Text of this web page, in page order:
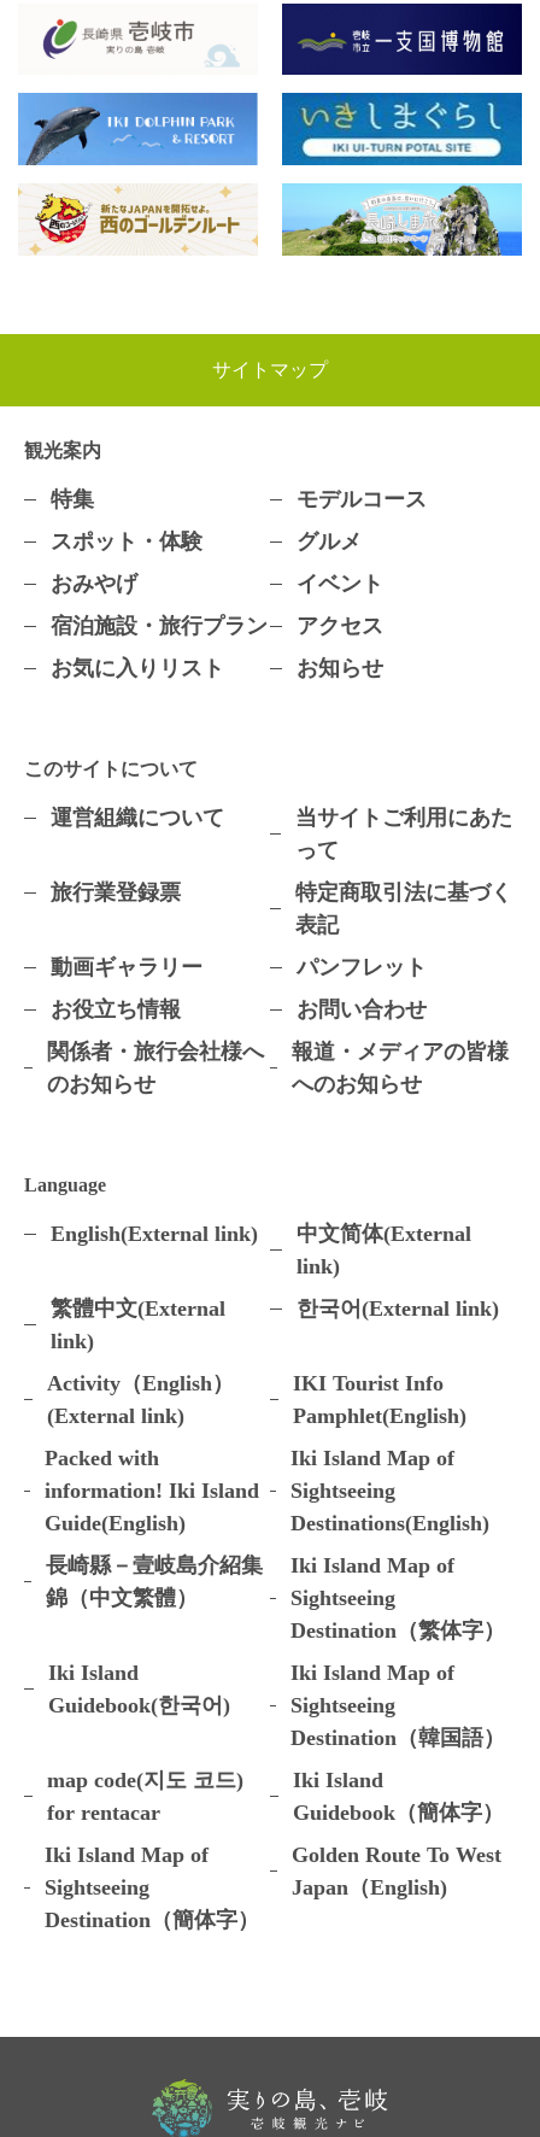
サイトマップ
観光案内
特集
モデルコース
スポット・体験
グルメ
おみやげ
イベント
宿泊施設・旅行プラン
アクセス
お気に入りリスト
お知らせ
このサイトについて
運営組織について
当サイトご利用にあた
って
旅行業登録票
特定商取引法に基づく
表記
動画ギャラリー
パンフレット
お役立ち情報
お問い合わせ
関係者・旅行会社様へ
のお知らせ
報道・メディアの皆様
へのお知らせ
Language
English(External link)
中文简体(External
link)
繁體中文(External
link)
한국어(External link)
Activity（English）
(External link)
IKI Tourist Info
Pamphlet(English)
Packed with
information! Iki Island
Guide(English)
Iki Island Map of
Sightseeing
Destinations(English)
長崎縣－壹岐島介紹集
錦（中文繁體）
Iki Island Map of
Sightseeing
Destination（繁体字）
Iki Island
Guidebook(한국어)
Iki Island Map of
Sightseeing
Destination（韓国語）
map code(지도 코드)
for rentacar
Iki Island
Guidebook（簡体字）
Iki Island Map of
Sightseeing
Destination（簡体字）
Golden Route To West
Japan（English)